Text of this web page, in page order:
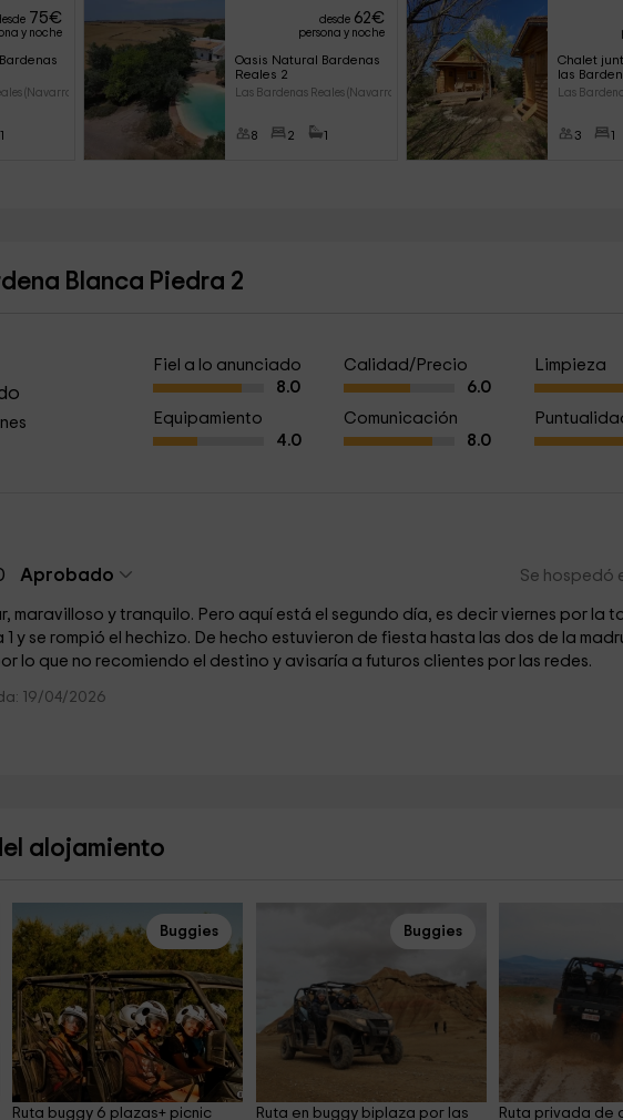
75€
y noche
(Navarra)
1
desde 62€
persona y noche
Oasis Natural Bardenas
Reales 2
Las Bardenas Reales (Navarra)
8 2 1
Chalet
las
Las
3 1
Blanca Piedra 2
Fiel a lo anunciado
8.0
Calidad/Precio
6.0
Limpieza
Equipamiento
4.0
Comunicación
8.0
Se hospedó
Aprobado
maravilloso y tranquilo. Pero aquí está el segundo día, es decir viernes por la
1 y se rompió el hechizo. De hecho estuvieron de fiesta hasta las dos de la
lo que no recomiendo el destino y avisaría a futuros clientes por las redes.
19/04/2026
alojamiento
Buggies
Ruta buggy 6 plazas+ picnic
Buggies
Ruta en buggy biplaza por las
Ruta privada de